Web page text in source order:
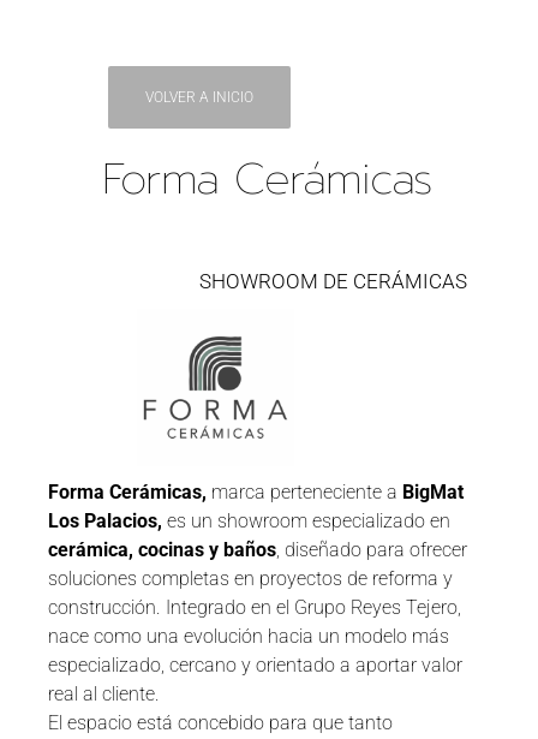
VOLVER A INICIO
Forma Cerámicas
SHOWROOM DE CERÁMICAS
Forma Cerámicas, marca perteneciente a BigMat
Los Palacios, es un showroom especializado en
cerámica, cocinas y baños, diseñado para ofrecer
soluciones completas en proyectos de reforma y
construcción. Integrado en el Grupo Reyes Tejero,
nace como una evolución hacia un modelo más
especializado, cercano y orientado a aportar valor
real al cliente.
El espacio está concebido para que tanto